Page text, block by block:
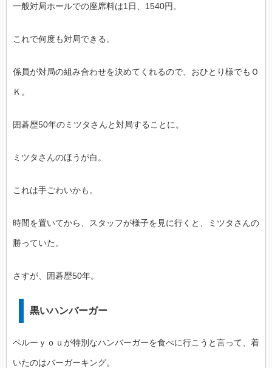
一般対局ホールでの座席料は1日、1540円。
これで何度も対局できる。
係員が対局の組み合わせを決めてくれるので、おひとり様でもＯ
Ｋ。
囲碁歴50年のミツタさんと対局することに。
ミツタさんのほうが白。
これは手ごわいかも。
時間を置いてから、スタッフが様子を見に行くと、ミツタさんの
勝っていた。
さすが、囲碁歴50年。
黒いハンバーガー
ペルーｙｏｕが特別なハンバーガーを食べに行こうと言って、着
いたのはバーガーキング。